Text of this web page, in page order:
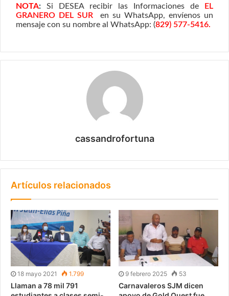
NOTA: Si DESEA recibir las Informaciones de
EL
GRANERO DEL SUR
en su WhatsApp, envíenos un
mensaje con su nombre al WhatsApp: (829) 577-5416.
cassandrofortuna
Artículos relacionados
18 mayo 2021 1.799
Llaman a 78 mil 791
9 febrero 2025 53
Carnavaleros SJM dicen